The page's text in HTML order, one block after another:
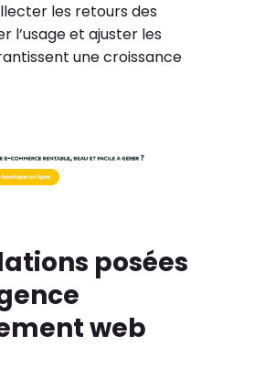
les retours des
l’usage et ajuster les
une croissance
posées
web